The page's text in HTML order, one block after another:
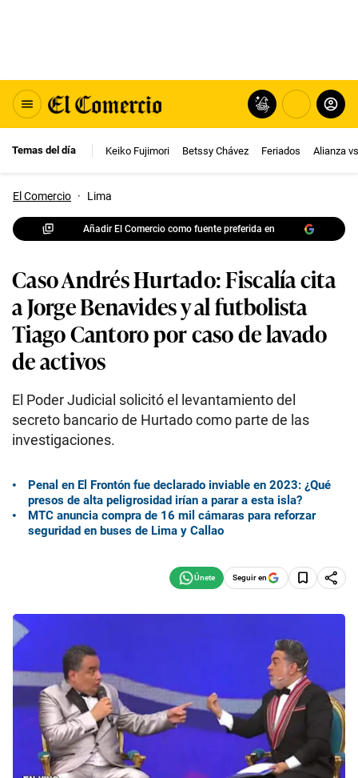
Temas del día Keiko Fujimori Betssy Chávez Feriados Alianza
El Comercio · Lima
Añadir El Comercio como fuente preferida en
Caso Andrés Hurtado: Fiscalía cita
a Jorge Benavides y al futbolista
Tiago Cantoro por caso de lavado
de activos
El Poder Judicial solicitó el levantamiento del
secreto bancario de Hurtado como parte de las
investigaciones.
Penal en El Frontón fue declarado inviable en 2023: ¿Qué
presos de alta peligrosidad irían a parar a esta isla?
MTC anuncia compra de 16 mil cámaras para reforzar
seguridad en buses de Lima y Callao
Seguir en